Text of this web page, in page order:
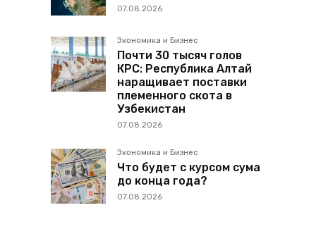
07.08.2026
Экономика и Бизнес
Почти 30 тысяч голов
КРС: Республика Алтай
наращивает поставки
племенного скота в
Узбекистан
07.08.2026
Экономика и Бизнес
Что будет с курсом сума
до конца года?
07.08.2026